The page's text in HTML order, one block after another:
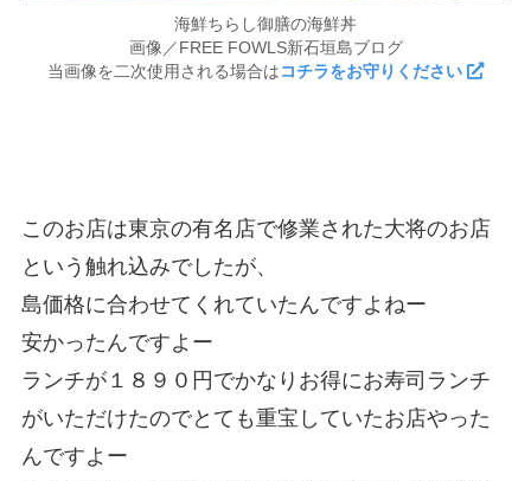
海鮮ちらし御膳の海鮮丼
画像／FREE FOWLS新石垣島ブログ
当画像を二次使用される場合はコチラをお守りください
このお店は東京の有名店で修業された大将のお店
という触れ込みでしたが、
島価格に合わせてくれていたんですよねー
安かったんですよー
ランチが１８９０円でかなりお得にお寿司ランチ
がいただけたのでとても重宝していたお店やった
んですよー